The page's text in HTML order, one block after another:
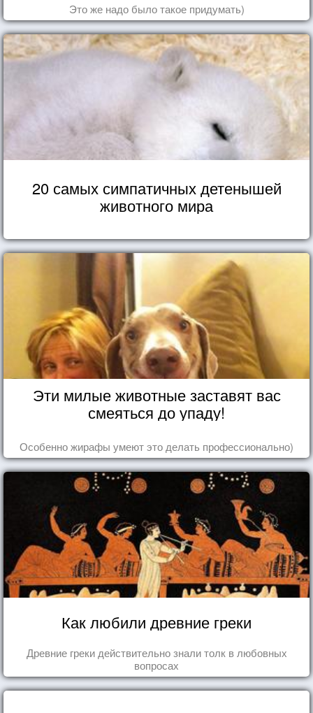
Это же надо было такое придумать)
20 самых симпатичных детенышей
животного мира
Эти милые животные заставят вас
смеяться до упаду!
Особенно жирафы умеют это делать профессионально)
Как любили древние греки
Древние греки действительно знали толк в любовных
вопросах